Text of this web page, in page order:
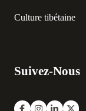
Culture tibétaine
Suivez-Nous